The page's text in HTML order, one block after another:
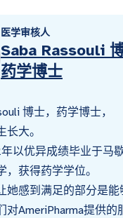
医学审核人
Saba Rassouli 博
药学博士
博士，药学博士，
大。
以优异成绩毕业于马歇
，获得药学学位。
她感到满足的部分是
对AmeriPharma提供